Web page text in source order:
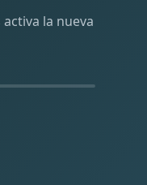
la nueva